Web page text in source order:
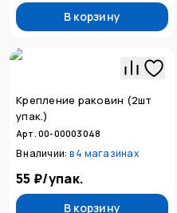
В корзину
Крепление раковин (2шт
упак.)
Арт. 00-00003048
В наличии: в4 магазинах
55 ₽/упак.
В корзину